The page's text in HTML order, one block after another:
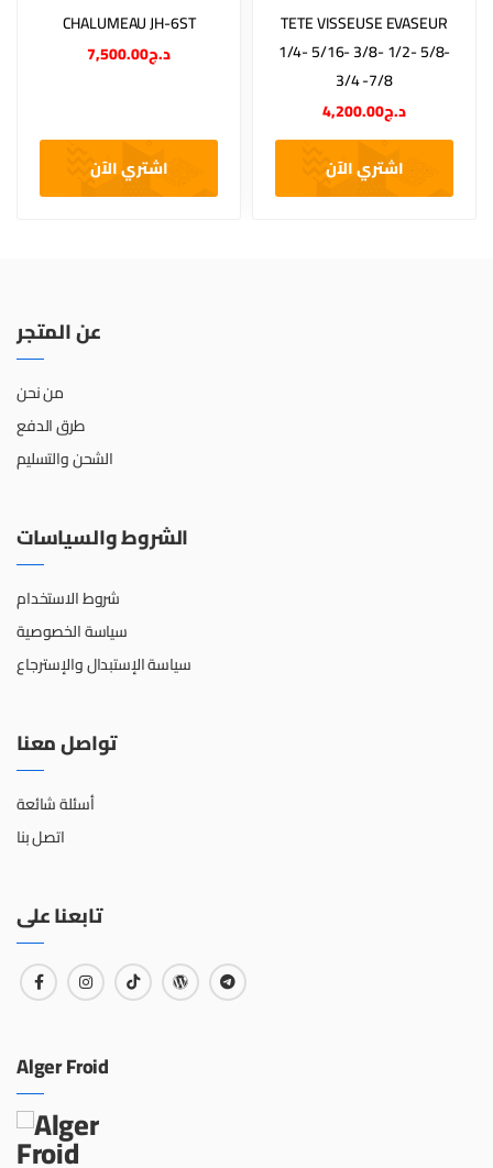
CHALUMEAU JH-6ST
د.ج7,500.00
اشتري الآن
TETE VISSEUSE EVASEUR
1/4- 5/16- 3/8- 1/2- 5/8-
3/4 -7/8
د.ج4,200.00
اشتري الآن
عن المتجر
من نحن
طرق الدفع
الشحن والتسليم
الشروط والسياسات
شروط الاستخدام
سياسة الخصوصية
سياسة الإستبدال والإسترجاع
تواصل معنا
أسئلة شائعة
اتصل بنا
تابعنا على
Alger Froid